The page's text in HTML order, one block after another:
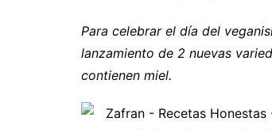
Para celebrar el día del
lanzamiento de 2 nuevas
contienen miel.